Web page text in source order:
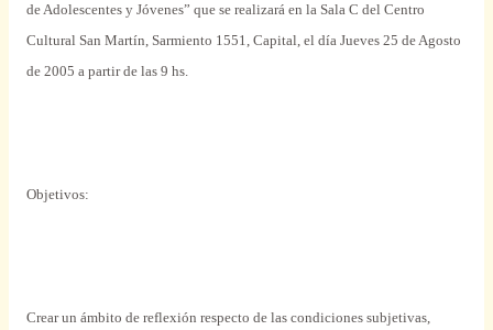
deAdolescentesy Jóvenes” quese realizará en la SalaC del Centro
Cultural San Martín, Sarmiento 1551, Capital, el día Jueves 25 deAgosto
de 2005 a partirde las 9 hs.
Objetivos:
Crear un ámbito de reflexión respecto de las condiciones subjetivas,